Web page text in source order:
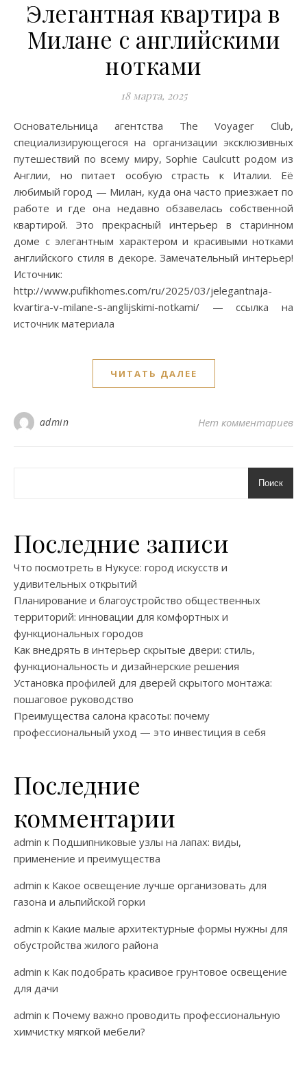
Элегантная квартира в
Милане с английскими
нотками
18 марта, 2025
Основательница агентства The Voyager Club,
специализирующегося на организации эксклюзивных
путешествий по всему миру, Sophie Caulcutt родом из
Англии, но питает особую страсть к Италии. Её
любимый город — Милан, куда она часто приезжает по
работе и где она недавно обзавелась собственной
квартирой. Это прекрасный интерьер в старинном
доме с элегантным характером и красивыми нотками
английского стиля в декоре. Замечательный интерьер!
Источник:
http://www.pufikhomes.com/ru/2025/03/jelegantnaja-
kvartira-v-milane-s-anglijskimi-notkami/ — ссылка на
источник материала
ЧИТАТЬ ДАЛЕЕ
admin Нет комментариев
Поиск
Последние записи
Что посмотреть в Нукусе: город искусств и
удивительных открытий
Планирование и благоустройство общественных
территорий: инновации для комфортных и
функциональных городов
Как внедрять в интерьер скрытые двери: стиль,
функциональность и дизайнерские решения
Установка профилей для дверей скрытого монтажа:
пошаговое руководство
Преимущества салона красоты: почему
профессиональный уход — это инвестиция в себя
Последние
комментарии
admin к Подшипниковые узлы на лапах: виды,
применение и преимущества
admin к Какое освещение лучше организовать для
газона и альпийской горки
admin к Какие малые архитектурные формы нужны для
обустройства жилого района
admin к Как подобрать красивое грунтовое освещение
для дачи
admin к Почему важно проводить профессиональную
химчистку мягкой мебели?